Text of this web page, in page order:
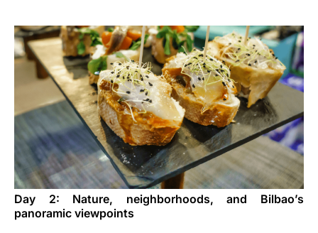
Day 2: Nature, neighborhoods, and Bilbao’s
panoramic viewpoints